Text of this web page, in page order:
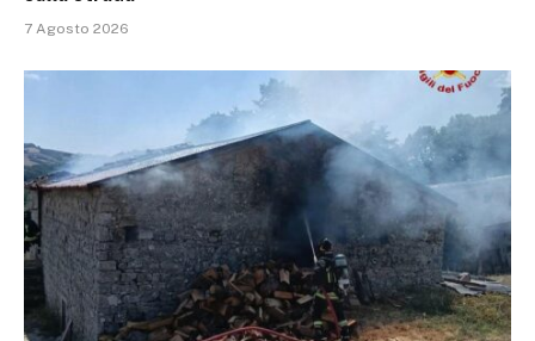
7 Agosto 2026